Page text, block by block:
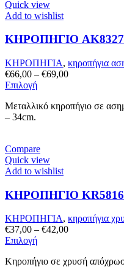
επιλογές
μπορούν
επιλεγούν
σελίδα
του
προϊόντος
Quick view
Add to wishlist
ΚΗΡΟΠΗΓΙΟ
ΚΗΡΟΠΗΓΙΑ, κηροπήγια
€66,00 – €69,00Price
through
ΕπιλογήΑυτό
προϊόν
Οι
επιλογές
μπορούν
επιλεγούν
σελίδα
του
προϊόντος
Μεταλλικό κηροπήγιο σε
– 34cm.
Compare
Quick view
Add to wishlist
ΚΗΡΟΠΗΓΙΟ
ΚΗΡΟΠΗΓΙΑ, κηροπήγια
€37,00 – €42,00Price
through
ΕπιλογήΑυτό
προϊόν
Κηροπήγιο σε χρυσή